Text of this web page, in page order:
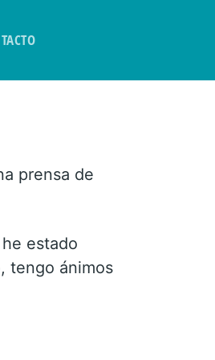
prensa de
estado
tengo ánimos